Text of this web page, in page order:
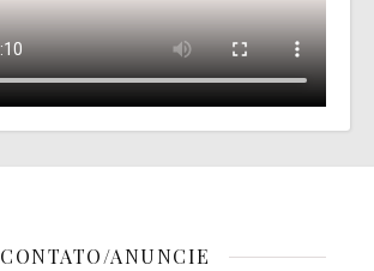
CONTATO/ANUNCIE